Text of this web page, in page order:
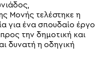
Μονής τελέστηκε η
για ένα σπουδαίο έργο
την δημοτική και
δυνατή η οδηγική